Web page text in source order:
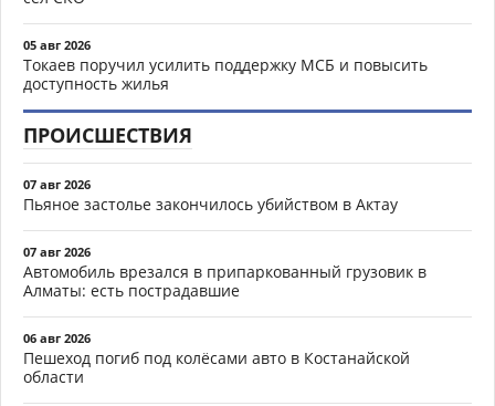
05 авг 2026
Токаев поручил усилить поддержку МСБ и повысить
доступность жилья
ПРОИСШЕСТВИЯ
07 авг 2026
Пьяное застолье закончилось убийством в Актау
07 авг 2026
Автомобиль врезался в припаркованный грузовик в
Алматы: есть пострадавшие
06 авг 2026
Пешеход погиб под колёсами авто в Костанайской
области